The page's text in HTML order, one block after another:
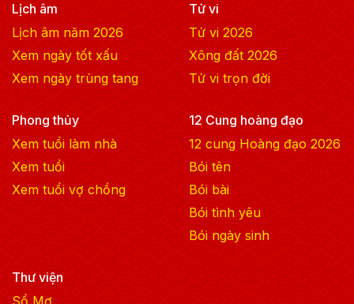
Lịch âm
Lịch âm năm 2026
Xem ngày tốt xấu
Xem ngày trùng tang
Tử vi
Tử vi 2026
Xông đất 2026
Tử vi trọn đời
Phong thủy
Xem tuổi làm nhà
Xem tuổi
Xem tuổi vợ chồng
12 Cung hoàng đạo
12 cung Hoàng đạo 2026
Bói tên
Bói bài
Bói tình yêu
Bói ngày sinh
Thư viện